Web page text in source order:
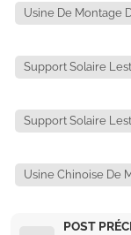
Usine De Montage
Support Solaire
Support Solaire
Usine Chinoise De
POST